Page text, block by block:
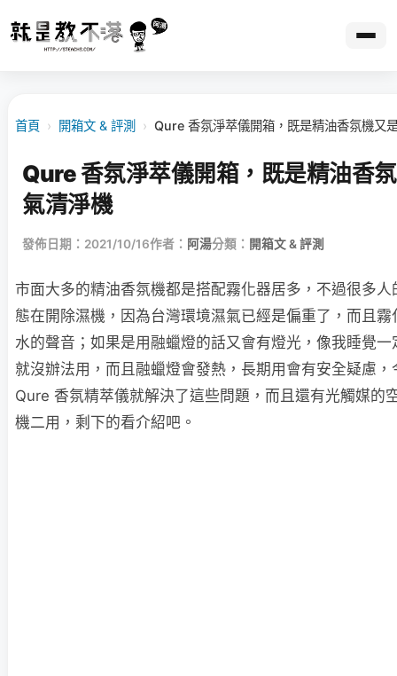
首頁 › 開箱文 & 評測 › Qure 香氛淨萃儀開箱，既是精油香氛機又
Qure 香氛淨萃儀開箱，既是精油香
氣清淨機
發佈日期：2021/10/16作者： 阿湯分類： 開箱文 & 評測
市面大多的精油香氛機都是搭配霧化器居多，不過很多人
態在開除濕機，因為台灣環境濕氣已經是偏重了，而且
水的聲音；如果是用融蠟燈的話又會有燈光，像我睡覺
就沒辦法用，而且融蠟燈會發熱，長期用會有安全疑慮
Qure 香氛精萃儀就解決了這些問題，而且還有光觸媒的
機二用，剩下的看介紹吧。